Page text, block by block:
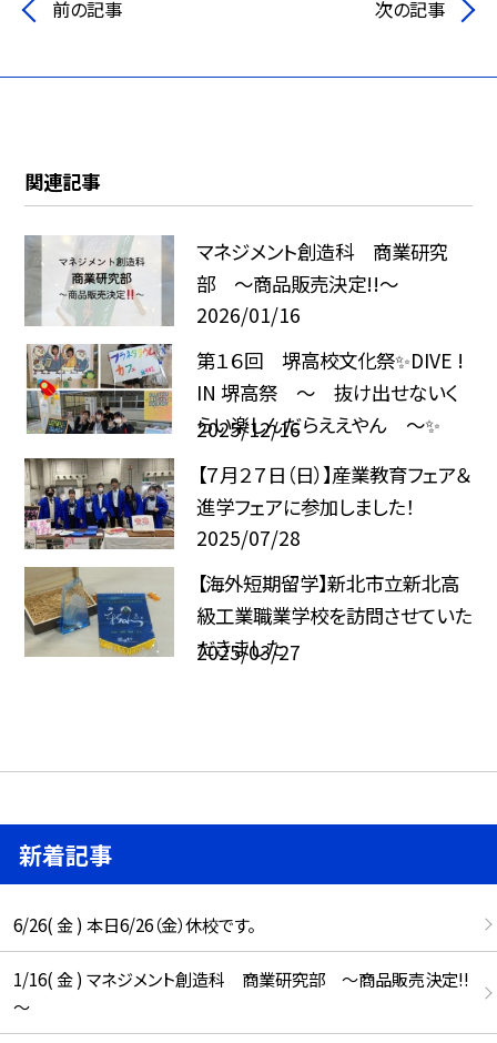
前の記事 次の記事
関連記事
マネジメント創造科 商業研究
部 ～商品販売決定!!～
2026/01/16
第１６回 堺高校文化祭✨DIVE !
IN 堺高祭 ～ 抜け出せないく
らい楽しんだらええやん ～✨
2025/12/16
【７月２７日（日）】産業教育フェア＆
進学フェアに参加しました！
2025/07/28
【海外短期留学】新北市立新北高
級工業職業学校を訪問させていた
だきました
2025/03/27
新着記事
6/26( 金 ) 本日6/26（金）休校です。
1/16( 金 ) マネジメント創造科 商業研究部 ～商品販売決定!!
～